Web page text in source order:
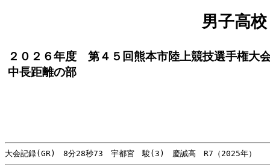
男子高
２０２６年度 第４５回熊本市陸上競技選手権大
中長距離の部